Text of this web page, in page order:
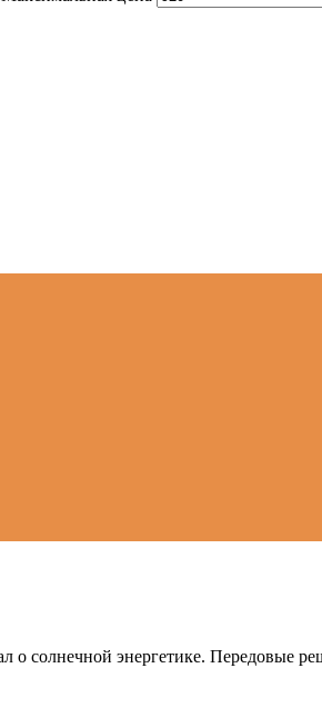
солнечной энергетике. Передовые